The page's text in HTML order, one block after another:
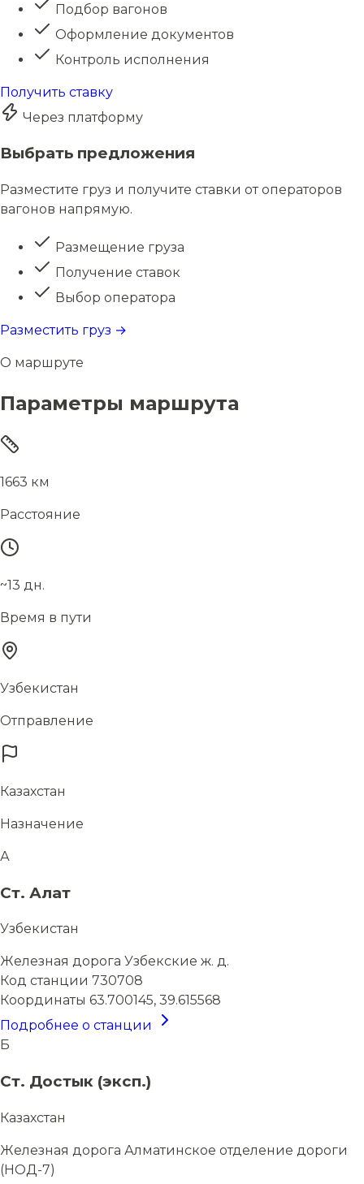
Подбор вагонов
Оформление документов
Контроль исполнения
Получить ставку
Через платформу
Выбрать предложения
Разместите груз и получите ставки от операторов
вагонов напрямую.
Размещение груза
Получение ставок
Выбор оператора
Разместить груз →
О маршруте
Параметры маршрута
1663 км
Расстояние
~13 дн.
Время в пути
Узбекистан
Отправление
Казахстан
Назначение
А
Ст. Алат
Узбекистан
Железная дорога Узбекские ж. д.
Код станции 730708
Координаты 63.700145, 39.615568
Подробнее о станции
Б
Ст. Достык (эксп.)
Казахстан
Железная дорога Алматинское отделение дороги
(НОД-7)